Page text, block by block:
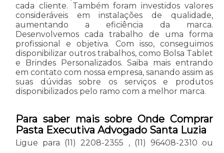
cada cliente. Também foram investidos valores
consideráveis em instalações de qualidade,
aumentando a eficiência da marca.
Desenvolvemos cada trabalho de uma forma
profissional e objetiva. Com isso, conseguimos
disponibilizar outros trabalhos, como Bolsa Tablet
e Brindes Personalizados. Saiba mais entrando
em contato com nossa empresa, sanando assim as
suas dúvidas sobre os serviços e produtos
disponibilizados pelo ramo com a melhor marca.
Para saber mais sobre Onde Comprar
Pasta Executiva Advogado Santa Luzia
Ligue para (11) 2208-2355 , (11) 96408-2310 ou